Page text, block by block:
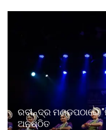
ରବୀନ୍ଦ୍ର ମଣ୍ଡପଠାରେ
ଅନୁଷ୍ଠିତ